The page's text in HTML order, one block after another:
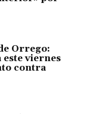
Orrego:
viernes
contra